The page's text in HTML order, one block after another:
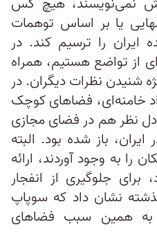
یا بر اساس توهمات
ایران را ترسیم کند. در
از تواضع هستیم، همراه
شنیدن نظرات دیگران. در
خامنه‌ای، فضاهای کوچک
نظر هم در فضای مجازی
باز شده بود. البته
را به وجود آوردند، ارائه
جلوگیری از انفجار
نشان داد که سوپاپ
به همین سبب فضاهای